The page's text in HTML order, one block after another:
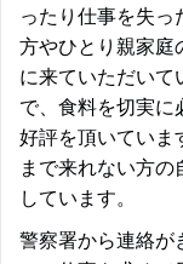
ったり仕事を失
方やひとり親家庭
に来ていただいて
で、食料を切実
好評を頂いていま
まで来れない方
しています。
警察署から連絡が